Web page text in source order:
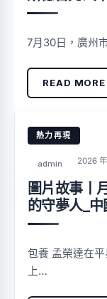
7月30日，廣州
READ MORE
熱力再現
admin 2026
圖片故事丨
的守夢人_中
包養 孟榮達在
上…